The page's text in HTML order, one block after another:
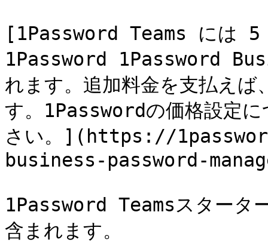
[1Password Teams には 5
1Password 1Password
れます。追加料金を支払え
す。1Passwordの価格設定
さい。](https://
business-password-
1Password Teamsスタータ
含まれます。